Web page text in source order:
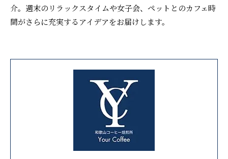
介。週末のリラックスタイムや女子会、ペットとのカフェ時
間がさらに充実するアイデアをお届けします。